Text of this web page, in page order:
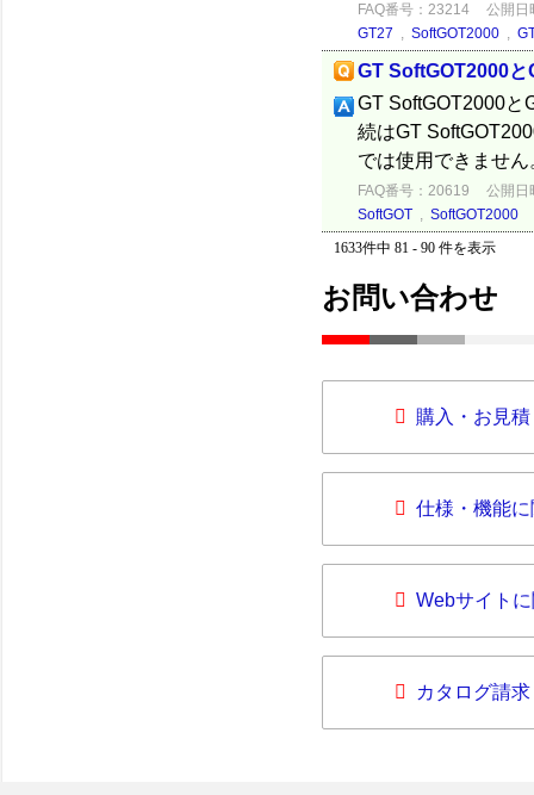
FAQ番号：23214
公開日
GT27 , SoftGOT2000 ,
GT SoftGOT2000
GT SoftGOT2000
続はGT
では使用できませ
FAQ番号：20619
公開日
SoftGOT , SoftGOT2000
1633件中 81 - 90 件を表示
お問い合わせ
購入・お見
仕様・機能
Webサイト
カタログ請求